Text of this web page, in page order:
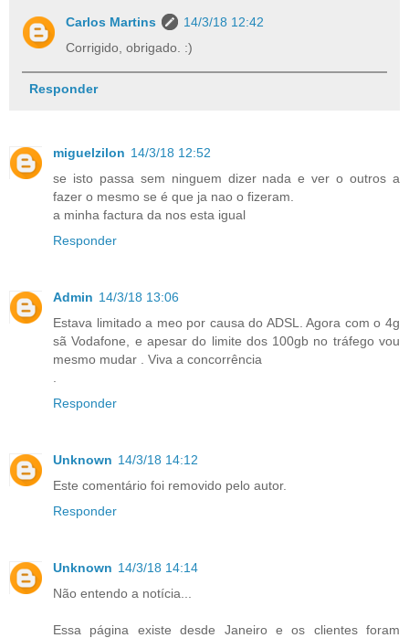
Carlos Martins
14/3/18 12:42
Corrigido, obrigado. :)
Responder
miguelzilon 14/3/18 12:52
se isto passa sem ninguem dizer nada e ver o outros a
fazer o mesmo se é que ja nao o fizeram.
a minha factura da nos esta igual
Responder
Admin 14/3/18 13:06
Estava limitado a meo por causa do ADSL. Agora com o 4g
sã Vodafone, e apesar do limite dos 100gb no tráfego vou
mesmo mudar . Viva a concorrência
Responder
Unknown 14/3/18 14:12
Este comentário foi removido pelo autor.
Responder
Unknown 14/3/18 14:14
Não entendo a notícia...
Essa página existe desde Janeiro e os clientes foram